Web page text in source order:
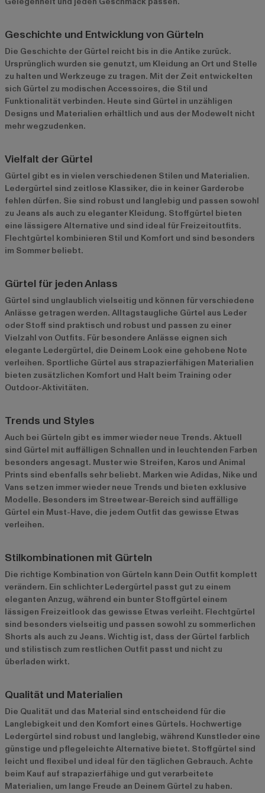
Geschichte und Entwicklung von Gürteln
Die Geschichte der Gürtel reicht bis in die Antike zurück.
Ursprünglich wurden sie genutzt, um Kleidung an Ort und Stelle
zu halten und Werkzeuge zu tragen. Mit der Zeit entwickelten
sich Gürtel zu modischen Accessoires, die Stil und
Funktionalität verbinden. Heute sind Gürtel in unzähligen
Designs und Materialien erhältlich und aus der Modewelt nicht
mehr wegzudenken.
Vielfalt der Gürtel
Gürtel gibt es in vielen verschiedenen Stilen und Materialien.
Ledergürtel sind zeitlose Klassiker, die in keiner Garderobe
fehlen dürfen. Sie sind robust und langlebig und passen sowohl
zu Jeans als auch zu eleganter Kleidung. Stoffgürtel bieten
eine lässigere Alternative und sind ideal für Freizeitoutfits.
Flechtgürtel kombinieren Stil und Komfort und sind besonders
im Sommer beliebt.
Gürtel für jeden Anlass
Gürtel sind unglaublich vielseitig und können für verschiedene
Anlässe getragen werden. Alltagstaugliche Gürtel aus Leder
oder Stoff sind praktisch und robust und passen zu einer
Vielzahl von Outfits. Für besondere Anlässe eignen sich
elegante Ledergürtel, die Deinem Look eine gehobene Note
verleihen. Sportliche Gürtel aus strapazierfähigen Materialien
bieten zusätzlichen Komfort und Halt beim Training oder
Outdoor-Aktivitäten.
Trends und Styles
Auch bei Gürteln gibt es immer wieder neue Trends. Aktuell
sind Gürtel mit auffälligen Schnallen und in leuchtenden Farben
besonders angesagt. Muster wie Streifen, Karos und Animal
Prints sind ebenfalls sehr beliebt. Marken wie Adidas, Nike und
Vans setzen immer wieder neue Trends und bieten exklusive
Modelle. Besonders im Streetwear-Bereich sind auffällige
Gürtel ein Must-Have, die jedem Outfit das gewisse Etwas
verleihen.
Stilkombinationen mit Gürteln
Die richtige Kombination von Gürteln kann Dein Outfit komplett
verändern. Ein schlichter Ledergürtel passt gut zu einem
eleganten Anzug, während ein bunter Stoffgürtel einem
lässigen Freizeitlook das gewisse Etwas verleiht. Flechtgürtel
sind besonders vielseitig und passen sowohl zu sommerlichen
Shorts als auch zu Jeans. Wichtig ist, dass der Gürtel farblich
und stilistisch zum restlichen Outfit passt und nicht zu
überladen wirkt.
Qualität und Materialien
Die Qualität und das Material sind entscheidend für die
Langlebigkeit und den Komfort eines Gürtels. Hochwertige
Ledergürtel sind robust und langlebig, während Kunstleder eine
günstige und pflegeleichte Alternative bietet. Stoffgürtel sind
leicht und flexibel und ideal für den täglichen Gebrauch. Achte
beim Kauf auf strapazierfähige und gut verarbeitete
Materialien, um lange Freude an Deinem Gürtel zu haben.